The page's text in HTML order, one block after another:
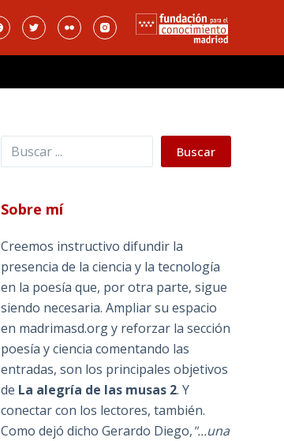
Buscar Buscar
Sobre mí
Creemos instructivo difundir la
presencia de la ciencia y la tecnología
en la poesía que, por otra parte, sigue
siendo necesaria. Ampliar su espacio
en madrimasd.org y reforzar la sección
poesía y ciencia comentando las
entradas, son los principales objetivos
de La alegría de las musas 2. Y
conectar con los lectores, también.
Como dejó dicho Gerardo Diego,"...una